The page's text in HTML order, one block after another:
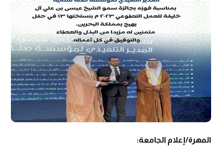
المهرة/إعلام الجامعة: